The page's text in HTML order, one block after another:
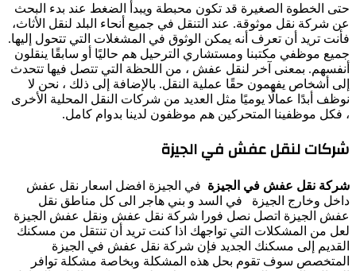
حتى الخطوة الصغيرة قد تكون محبطة ويبدأ الضغط عند بدء البحث
عن شركة نقل موثوقة. عند التنقل في جميع أنحاء البلد لنقل الأثاث،
فأنت تريد أن تعرف أنه يمكن الوثوق في المشغلات التي تتحول إليها.
جميع موظفي مكتبنا ومستشاري الترحيل هم حاليًا أو سابقًا ينقلون
أنفسهم. بمعنى آخر لنقل عفش ، من اللحظة التي تتصل فيها تتحدث
إلى أشخاص يفهمون حقًا عملية النقل. بالإضافة إلى ذلك ، نحن لا
نوظف أبدًا عمالًا يوميًا مثل العديد من شركات النقل المحلية الأخرى
، فكل موظفينا المتحركين هم موظفون لدينا بدوام كامل.
شركات لنقل عفش في الجيزة
شركة نقل عفش في الجيزة في الجيزة افضل اسعار نقل عفش
داخل وخارج الجيزة في السد و بني هاجر الى كل مناطق نقل
عفش الجيزة اتصل نصل فورا شركة نقل عفش ونقل عفش الجيزة
لعل من المشكلات التي تواجهك اذا كنت تريد أن تنتقل من مسكنك
القديم إلى مسكنك الجديد فإن شركة نقل عفش في الجيزة
المتخصص سوف تقوم بحل هذه المشكلة وبخاصة مشكلة توافر